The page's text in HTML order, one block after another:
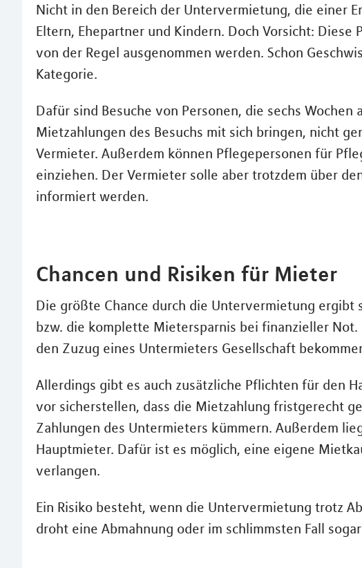
Nicht in den Bereich der Untervermietung, die einer
Eltern, Ehepartner und Kindern. Doch Vorsicht:
von der Regel ausgenommen werden. Schon
Kategorie.
Dafür sind Besuche von Personen, die sechs
Mietzahlungen des Besuchs mit sich bringen, nicht
Vermieter. Außerdem können Pflegepersonen für
einziehen. Der Vermieter solle aber trotzdem über
informiert werden.
Chancen und Risiken für Mieter
Die größte Chance durch die Untervermietung
bzw. die komplette Mietersparnis bei finanzieller
den Zuzug eines Untermieters Gesellschaft
Allerdings gibt es auch zusätzliche Pflichten für den
vor sicherstellen, dass die Mietzahlung fristgerecht
Zahlungen des Untermieters kümmern. Außerdem
Hauptmieter. Dafür ist es möglich, eine eigene
verlangen.
Ein Risiko besteht, wenn die Untervermietung trotz
droht eine Abmahnung oder im schlimmsten Fall